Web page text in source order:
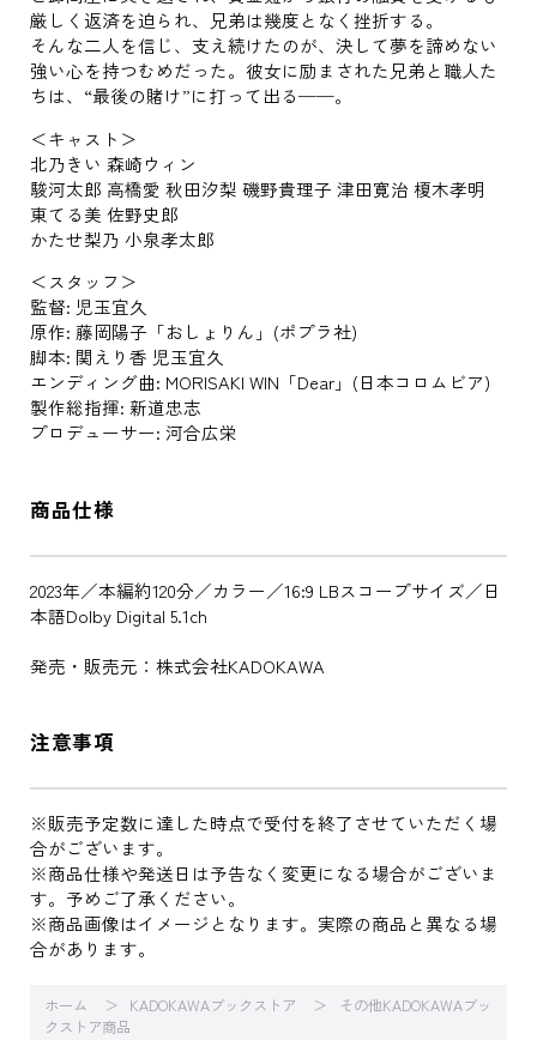
厳しく返済を迫られ、兄弟は幾度となく挫折する。
そんな二人を信じ、支え続けたのが、決して夢を諦めない
強い心を持つむめだった。彼女に励まされた兄弟と職人た
ちは、“最後の賭け”に打って出る──。
＜キャスト＞
北乃きい 森崎ウィン
駿河太郎 高橋愛 秋田汐梨 磯野貴理子 津田寛治 榎木孝明
東てる美 佐野史郎
かたせ梨乃 小泉孝太郎
＜スタッフ＞
監督: 児玉宜久
原作: 藤岡陽子「おしょりん」(ポプラ社)
脚本: 関えり香 児玉宜久
エンディング曲: MORISAKI WIN「Dear」(日本コロムビア)
製作総指揮: 新道忠志
プロデューサー: 河合広栄
商品仕様
2023年／本編約120分／カラー／16:9 LBスコープサイズ／日
本語Dolby Digital 5.1ch
発売・販売元：株式会社KADOKAWA
注意事項
※販売予定数に達した時点で受付を終了させていただく場
合がございます。
※商品仕様や発送日は予告なく変更になる場合がございま
す。予めご了承ください。
※商品画像はイメージとなります。実際の商品と異なる場
合があります。
ホーム KADOKAWAブックストア
その他KADOKAWAブッ
クストア商品